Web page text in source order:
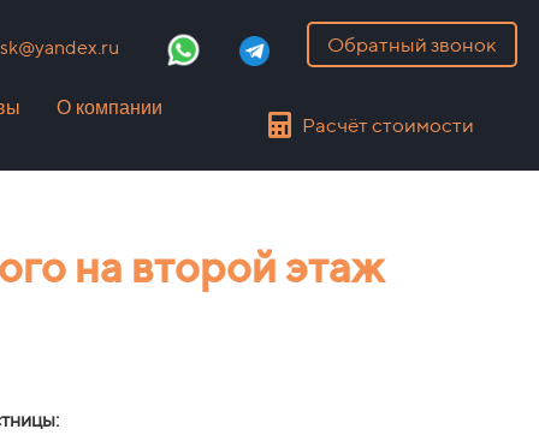
Обратный звонок
О компании
Расчёт стоимости
на второй этаж